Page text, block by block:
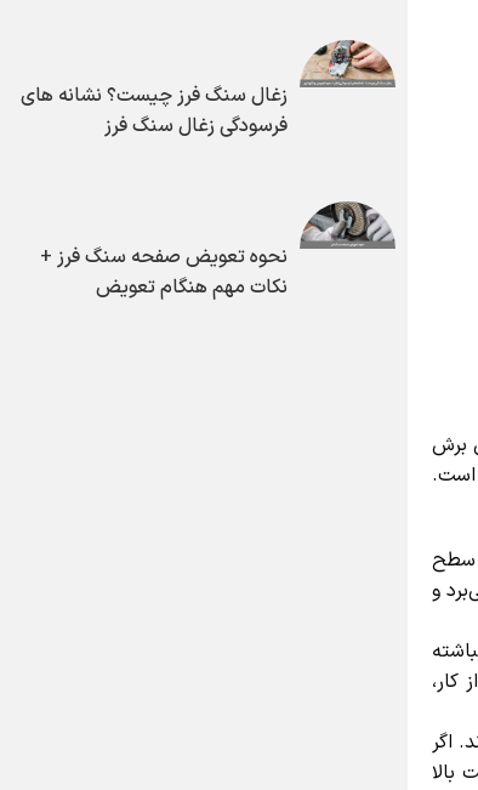
و
زغال سنگ فرز چیست؟ نشانه های
فرسودگی زغال سنگ فرز
نحوه تعویض صفحه سنگ فرز +
نکات مهم هنگام تعویض